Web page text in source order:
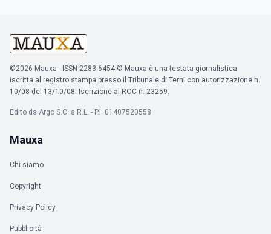
©2026 Mauxa - ISSN 2283-6454 © Mauxa è una testata giornalistica
iscritta al registro stampa presso il Tribunale di Terni con autorizzazione n.
10/08 del 13/10/08. Iscrizione al ROC n. 23259.
Edito da Argo S.C. a R.L. - P.I. 01407520558
Mauxa
Chi siamo
Copyright
Privacy Policy
Pubblicità